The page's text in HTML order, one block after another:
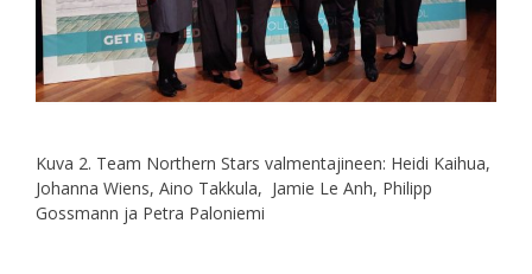
Kuva 2. Team Northern Stars valmentajineen: Heidi Kaihua,
Johanna Wiens, Aino Takkula, Jamie Le Anh, Philipp
Gossmann ja Petra Paloniemi